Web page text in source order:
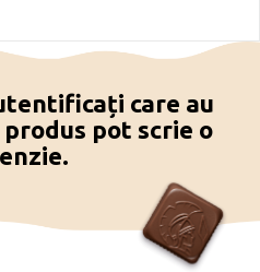
care au
pot scrie o